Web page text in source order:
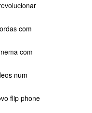
com
com
num
flip phone